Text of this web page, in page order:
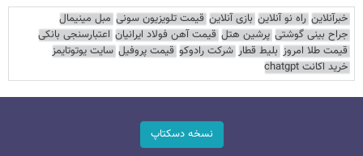
خبرآنلاین راه نو آنلاین بازی آنلاین قیمت تلویزیون سونی مبل مینیمال
جراح بینی گوشتی پرشین هتل قیمت آهن فولاد ایرانیان اعتبارسنجی بانکی
قیمت طلا امروز بلیط قطار شرکت رادوکو قیمت پروفیل سایت یوتوتایمز
خرید اکانت chatgpt
نسخه دسکتاپ